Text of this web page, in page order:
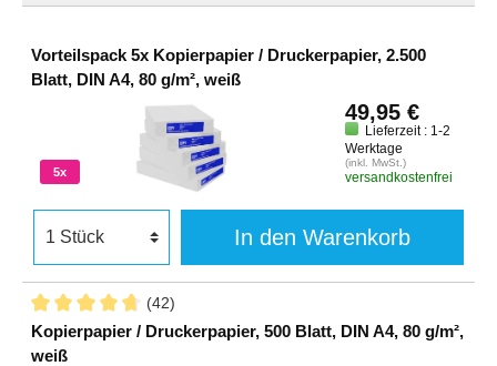
Vorteilspack 5x Kopierpapier / Druckerpapier, 2.500
Blatt, DIN A4, 80 g/m², weiß
5x
49,95 €
Lieferzeit : 1-2
Werktage
(inkl. MwSt.)
versandkostenfrei
In den Warenkorb
(42)
Kopierpapier / Druckerpapier, 500 Blatt, DIN A4, 80 g/m²,
weiß